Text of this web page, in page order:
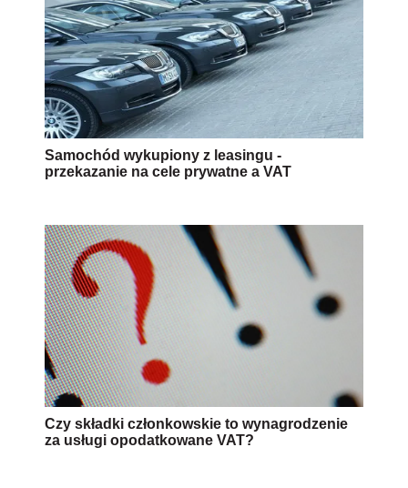
Samochód wykupiony z leasingu -
przekazanie na cele prywatne a VAT
Czy składki członkowskie to wynagrodzenie
za usługi opodatkowane VAT?